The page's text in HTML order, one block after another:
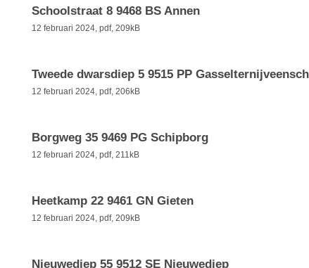
Schoolstraat 8 9468 BS Annen
12 februari 2024, pdf, 209kB
Tweede dwarsdiep 5 9515 PP
12 februari 2024, pdf, 206kB
Borgweg 35 9469 PG Schipborg
12 februari 2024, pdf, 211kB
Heetkamp 22 9461 GN Gieten
12 februari 2024, pdf, 209kB
Nieuwediep 55 9512 SE Nieuwediep